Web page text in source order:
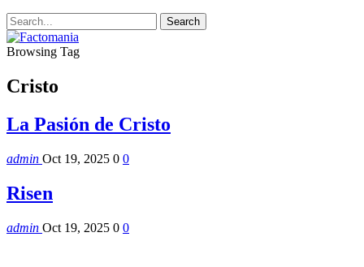
Browsing Tag
Cristo
La Pasión de Cristo
admin Oct 19, 2025 0 0
Risen
admin Oct 19, 2025 0 0